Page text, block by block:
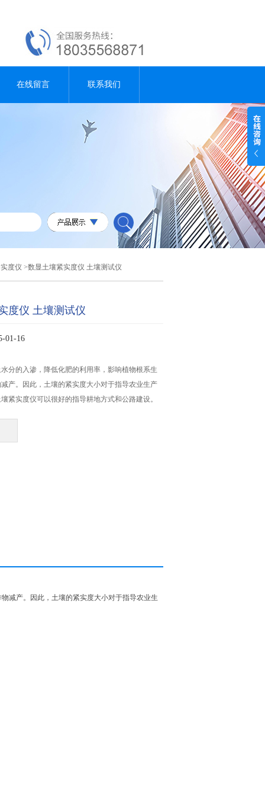
在线留言 联系我们
度仪 >数显土壤紧实度仪 土壤测试仪
度仪 土壤测试仪
01-16
分的入渗，降低化肥的利用率，影响植物根系生
产。因此，土壤的紧实度大小对于指导农业生产
紧实度仪可以很好的指导耕地方式和公路建设。
减产。因此，土壤的紧实度大小对于指导农业生